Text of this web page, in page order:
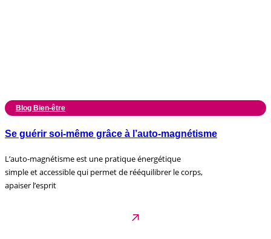
Blog Bien-être
Se guérir soi-même grâce à l’auto-magnétisme
L’auto-magnétisme est une pratique énergétique
simple et accessible qui permet de rééquilibrer le corps,
apaiser l’esprit